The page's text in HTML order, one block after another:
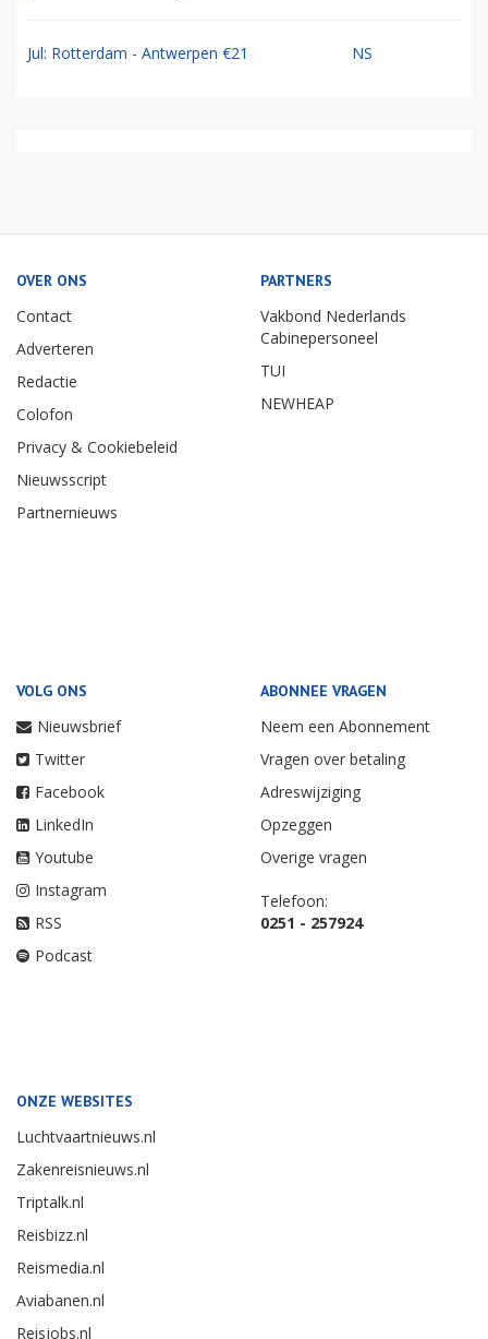
Jul: Rotterdam - Antwerpen €21 NS
OVER ONS
Contact
Adverteren
Redactie
Colofon
Privacy & Cookiebeleid
Nieuwsscript
Partnernieuws
PARTNERS
Vakbond Nederlands
Cabinepersoneel
TUI
NEWHEAP
VOLG ONS
Nieuwsbrief
Twitter
Facebook
LinkedIn
Youtube
Instagram
RSS
Podcast
ABONNEE VRAGEN
Neem een Abonnement
Vragen over betaling
Adreswijziging
Opzeggen
Overige vragen
Telefoon:
0251 - 257924
ONZE WEBSITES
Luchtvaartnieuws.nl
Zakenreisnieuws.nl
Triptalk.nl
Reisbizz.nl
Reismedia.nl
Aviabanen.nl
Reisjobs.nl